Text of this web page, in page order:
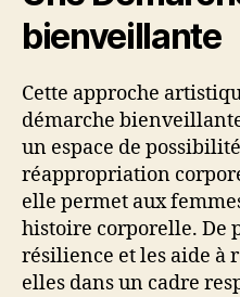
bienveillante
Cette approche
démarche
un espace de
réappropriation
elle permet aux
histoire corporelle. De
résilience et les aide à
elles dans un cadre